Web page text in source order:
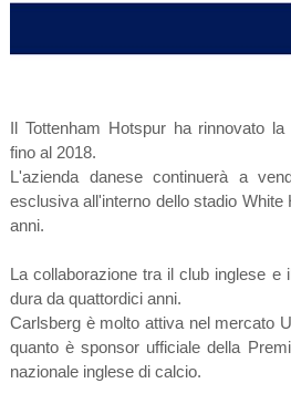
Il Tottenham Hotspur ha rinnovato
fino al 2018.
L'azienda danese continuerà a
esclusiva all'interno dello stadio
anni.
La collaborazione tra il club inglese e
dura da quattordici anni.
Carlsberg è molto attiva nel mercato
quanto è sponsor ufficiale della
nazionale inglese di calcio.